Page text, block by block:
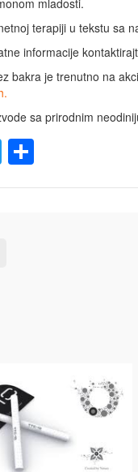
mladosti.
terapiji u tekstu sa
informacije
bakra je trenutno na
sa prirodnim
Twitter